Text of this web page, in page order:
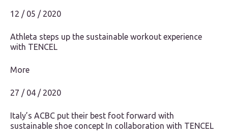
12 / 05 / 2020
Athleta steps up the sustainable workout experience
with TENCEL
More
27 / 04 / 2020
Italy’s ACBC put their best foot forward with
sustainable shoe concept In collaboration with TENCEL